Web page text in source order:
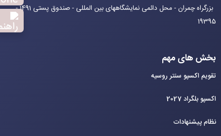
بزرگراه چمران - محل دائمی نمایشگاههای بین المللی - صندوق پستی 1491 -
19395
بخش های مهم
تقویم اکسپو سنتر روسیه
اکسپو بلگراد 2027
نظام پیشنهادات